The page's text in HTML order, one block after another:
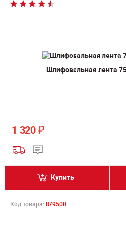
Шлифовальная лента
1 320 ₽
Купить
Код товара: 879500